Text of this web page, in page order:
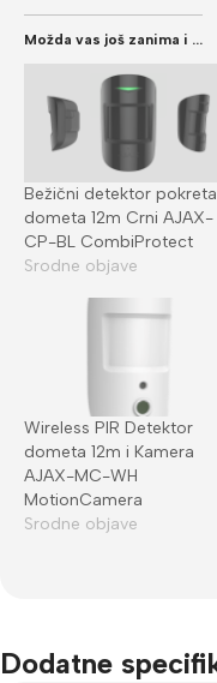
Možda vas još zanima i ...
Bežični detektor pokreta
dometa 12m Crni AJAX-
CP-BL CombiProtect
Srodne objave
Wireless PIR Detektor
dometa 12m i Kamera
AJAX-MC-WH
MotionCamera
Srodne objave
Dodatne